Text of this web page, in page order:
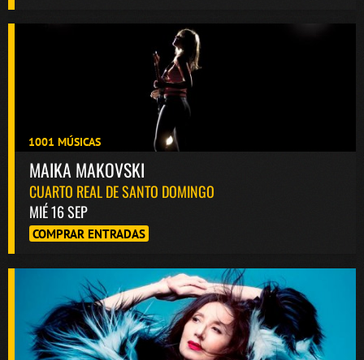
1001 MÚSICAS
MAIKA MAKOVSKI
CUARTO REAL DE SANTO DOMINGO
MIÉ 16 SEP
COMPRAR ENTRADAS